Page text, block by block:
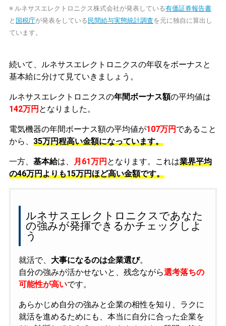
※ ルネサスエレクトロニクス株式会社が発表している有価証券報告書
と 国税庁が発表をしている 民間給与実態統計調査を元に独自に算出し
ています。
続いて、ルネサスエレクトロニクスの年収をボーナスと
基本給に分けて見ていきましょう。
ルネサスエレクトロニクスの年間ボーナス額の平均値は
142万円 となりました。
電気機器の年間ボーナス額の平均値が107万円 であること
から、 35万円程高い金額になっています。
一方、 基本給は、 月61万円 となります。これは業界平均
の46万円よりも15万円ほど高い金額です。
ルネサスエレクトロニクスであなた
の強みが発揮できるかチェックしよ
う
就活で、 大事になるのは企業選び。
自分の強みが活かせないと、残念ながら選考落ちの
可能性が高いです。
あらかじめ自分の強みと企業の相性を知り、ラクに
就活を進めるためにも、本当に自分に合った企業を